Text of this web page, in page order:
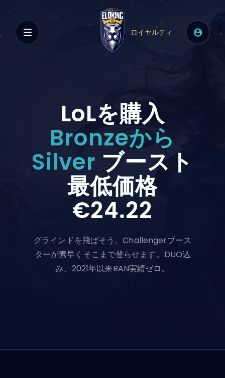
ロイヤルティ
LoLを購入
Bronzeから
Silver ブースト
最低価格
€24.22
グラインドを飛ばそう。Challengerブース
ターが素早くそこまで登らせます。DUO込
み、2021年以来BAN実績ゼロ。